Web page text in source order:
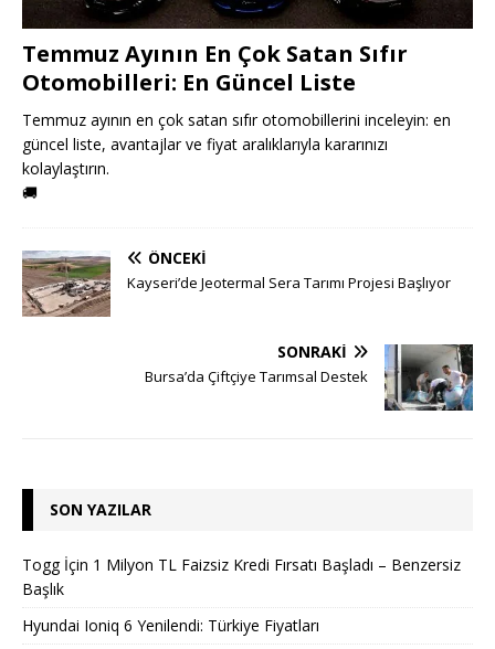
Temmuz Ayının En Çok Satan Sıfır
Otomobilleri: En Güncel Liste
Temmuz ayının en çok satan sıfır otomobillerini inceleyin: en
güncel liste, avantajlar ve fiyat aralıklarıyla kararınızı
kolaylaştırın.
🚚
ÖNCEKI
Kayseri’de Jeotermal Sera Tarımı Projesi Başlıyor
SONRAKI
Bursa’da Çiftçiye Tarımsal Destek
SON YAZILAR
Togg İçin 1 Milyon TL Faizsiz Kredi Fırsatı Başladı – Benzersiz
Başlık
Hyundai Ioniq 6 Yenilendi: Türkiye Fiyatları